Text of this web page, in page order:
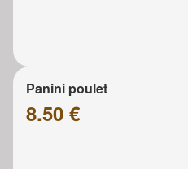
Panini poulet
8.50 €